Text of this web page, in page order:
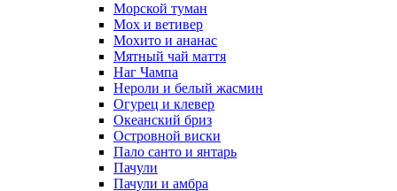
Морской туман
Мох и ветивер
Мохито и ананас
Мятный чай маття
Наг Чампа
Нероли и белый жасмин
Огурец и клевер
Океанский бриз
Островной виски
Пало санто и янтарь
Пачули
Пачули и амбра